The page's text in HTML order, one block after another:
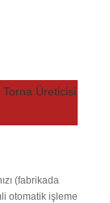
(fabrikada
otomatik işleme